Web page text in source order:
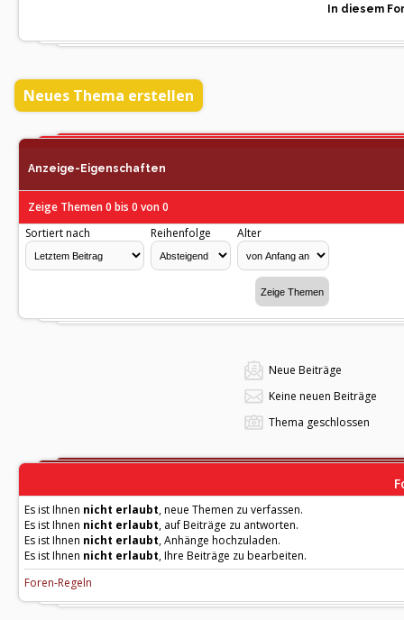
In diesem
Neues Thema erstellen
Anzeige-Eigenschaften
Zeige Themen 0 bis 0 von 0
Sortiert nach
Reihenfolge Alter
Neue Beiträge
Keine neuen Beiträge
Thema geschlossen
Es ist Ihnen nicht erlaubt, neue Themen zu verfassen.
Es ist Ihnen nicht erlaubt, auf Beiträge zu antworten.
Es ist Ihnen nicht erlaubt, Anhänge hochzuladen.
Es ist Ihnen nicht erlaubt, Ihre Beiträge zu bearbeiten.
Foren-Regeln